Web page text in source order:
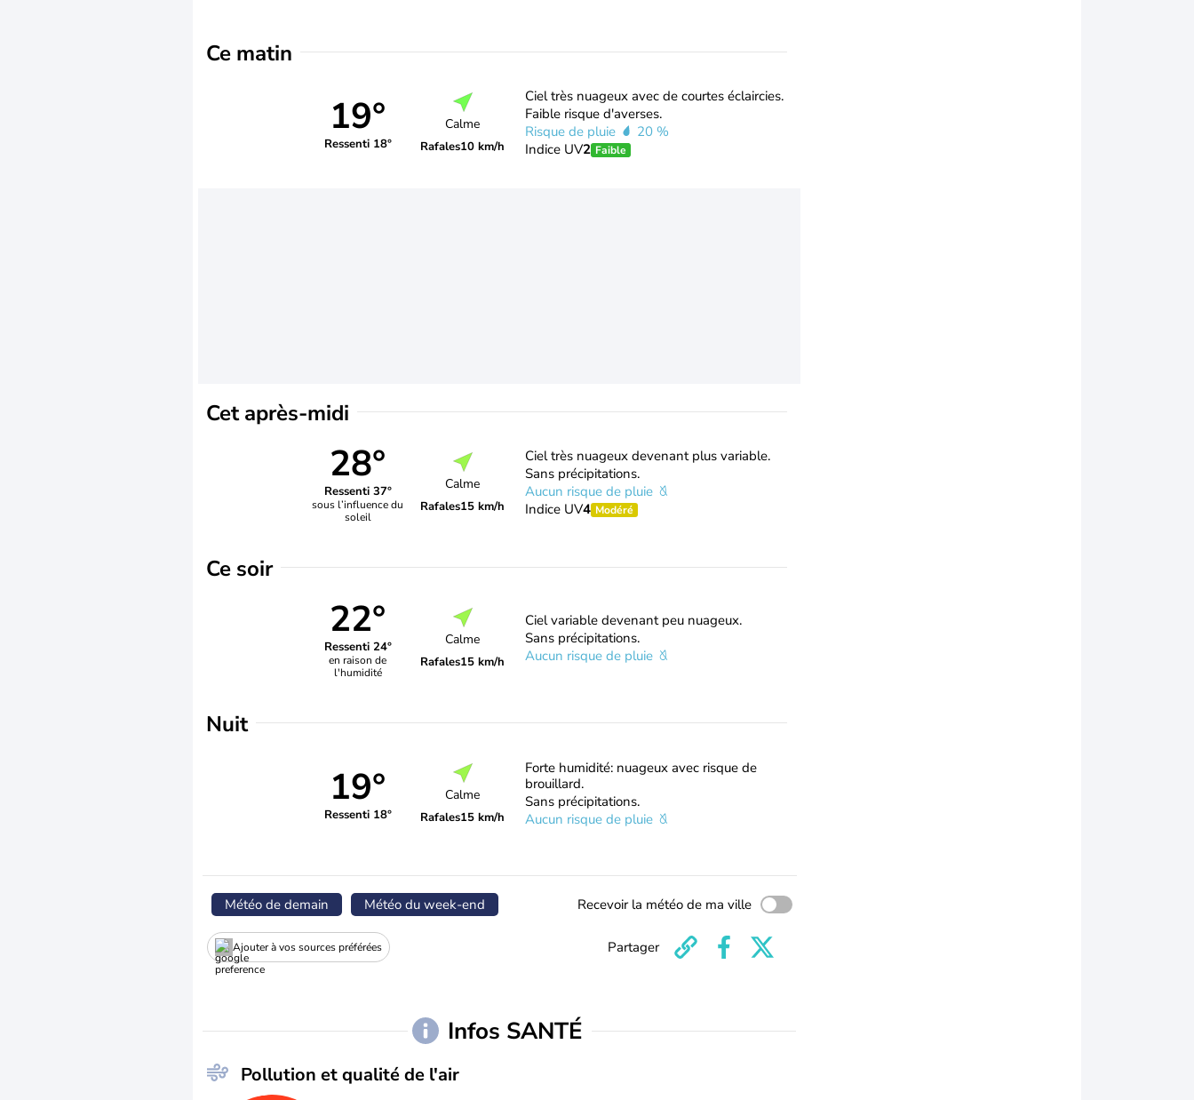
Ce matin
19°
Ressenti 18°
Calme
Rafales10 km/h
Ciel très nuageux avec de courtes éclaircies.
Faible risque d'averses.
Risque de pluie
20 %
Indice UV2 Faible
Cet après-midi
28°
Ressenti 37°
sous l’influence du
soleil
Calme
Rafales15 km/h
Ciel très nuageux devenant plus variable.
Sans précipitations.
Aucun risque de pluie
Indice UV4 Modéré
Ce soir
22°
Ressenti 24°
en raison de
l'humidité
Calme
Rafales15 km/h
Ciel variable devenant peu nuageux.
Sans précipitations.
Aucun risque de pluie
Nuit
19°
Ressenti 18°
Calme
Rafales15 km/h
Forte humidité: nuageux avec risque de
brouillard.
Sans précipitations.
Aucun risque de pluie
Météo de demain Météo du week-end Recevoir la météo de ma ville
Ajouter à vos sources préférées Partager
Infos SANTÉ
Pollution et qualité de l'air